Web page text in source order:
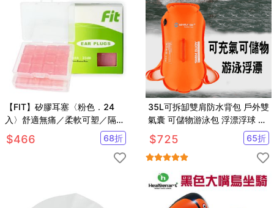
【FIT】矽膠耳塞〈粉色．24
入〉舒適無痛／柔軟可塑／隔音
防噪／（內附收納盒）
$466 68折
35L可拆缷雙肩防水背包 戶外雙
氣囊 可儲物游泳包 浮漂浮球 遡
溪袋 防水包【SV61207】
$725 65折